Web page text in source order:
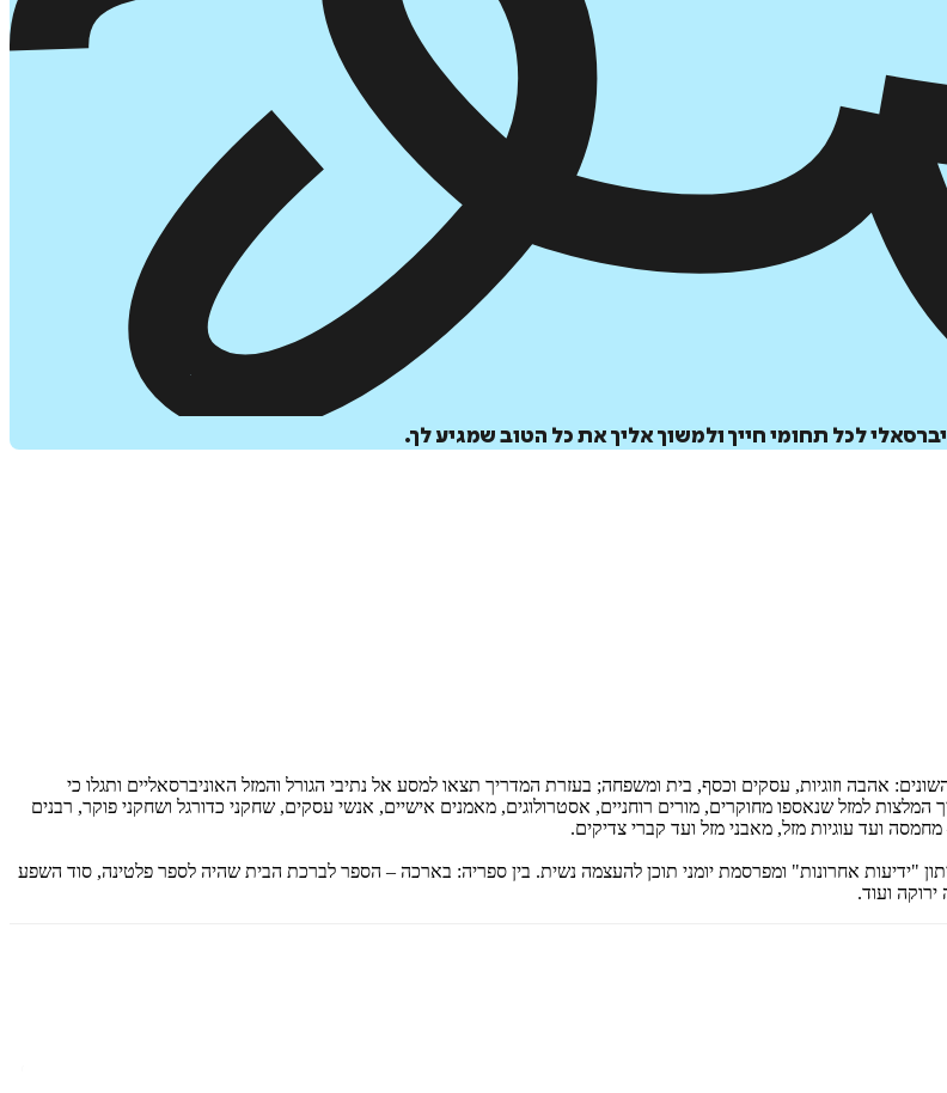
לכל תחומי חייך ולמשוך אליך את כל הטוב שמגיע לך.
אהבה וזוגיות, עסקים וכסף, בית ומשפחה; בעזרת המדריך תצאו למסע אל נתיבי הגורל והמזל האוניברסאליים ותגלו כי
למזל שנאספו מחוקרים, מורים רוחניים, אסטרולוגים, מאמנים אישיים, אנשי עסקים, שחקני כדורגל ושחקני פוקר, רבנים
ועד עוגיות מזל, מאבני מזל ועד קברי צדיקים.
"ידיעות אחרונות" ומפרסמת יומני תוכן להעצמה נשית. בין ספריה: בארכה – הספר לברכת הבית שהיה לספר פלטינה, סוד השפע
ועוד.